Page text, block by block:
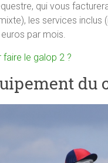
qui vous
les services
par mois.
faire le galop 2 ?